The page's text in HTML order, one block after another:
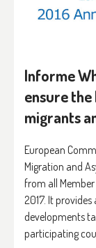
Informe
ensure
migrants
European
Migration and
from all
2017. It
developments
participating